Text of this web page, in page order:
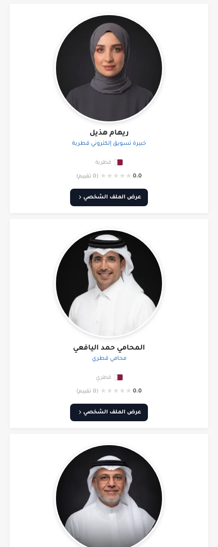
ريهام هذيل
خبيرة تسويق إلكتروني قطرية
قطرية
0.0
★
★
★
★
★ (0 تقييم)
عرض الملف الشخصي
المحامي حمد اليافعي
محامي قطري
قطري
0.0
★
★
★
★
★ (0 تقييم)
عرض الملف الشخصي